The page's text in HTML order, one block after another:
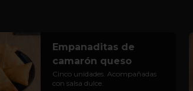
Empanaditas de
camarón queso
Cinco unidades. Acompañadas
con salsa dulce.